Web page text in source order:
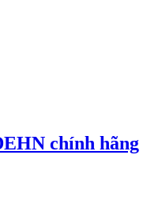
chính hãng